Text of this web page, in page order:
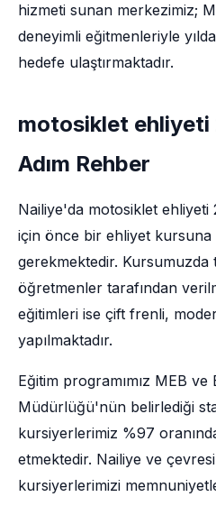
hizmeti sunan merkezimiz;
deneyimli eğitmenleriyle
hedefe ulaştırmaktadır.
motosiklet ehliyeti
Adım Rehber
Nailiye'da motosiklet
için önce bir ehliyet kursuna
gerekmektedir.
öğretmenler tarafından
eğitimleri ise çift frenli,
yapılmaktadır.
Eğitim programımız MEB ve
Müdürlüğü'nün belirlediği
kursiyerlerimiz %97
etmektedir. Nailiye ve
kursiyerlerimizi